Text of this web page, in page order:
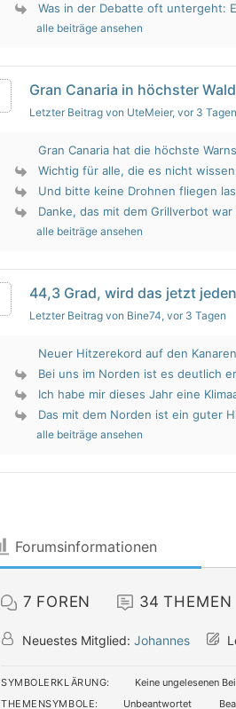
Was in der Debatte oft untergeht:
alle beiträge ansehen
Gran Canaria in höchster
Letzter Beitrag von UteMeier, vor 3 Tagen
Gran Canaria hat die höchste
Wichtig für alle, die es nicht
Und bitte keine Drohnen fliegen
Danke, das mit dem Grillverbot
alle beiträge ansehen
44,3 Grad, wird das jetzt
Letzter Beitrag von Bine74, vor 3 Tagen
Neuer Hitzerekord auf den
Bei uns im Norden ist es deutlich
Ich habe mir dieses Jahr eine
Das mit dem Norden ist ein guter
alle beiträge ansehen
Forumsinformationen
7 FOREN 34 THEMEN
Neuestes Mitglied: Johannes
SYMBOLERKLÄRUNG: Keine ungelesenen
THEMENSYMBOLE:
Unbeantwortet